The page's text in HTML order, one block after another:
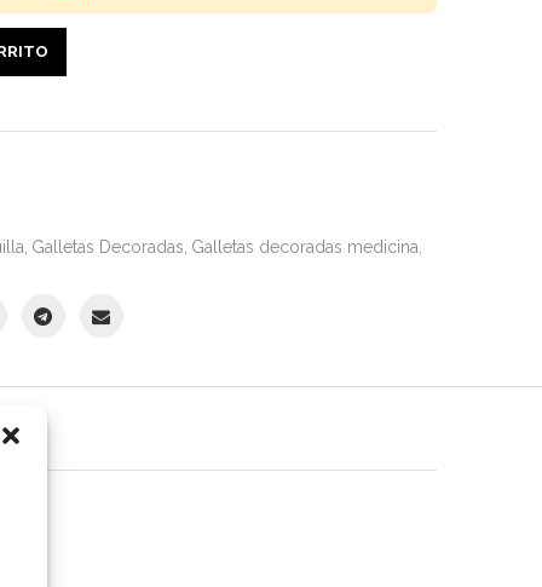
Galletas Decoradas Galletas decoradas medicina